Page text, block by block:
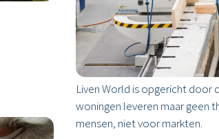
Over Liven
Liven World is opgericht door
woningen leveren maar geen
mensen, niet voor markten.